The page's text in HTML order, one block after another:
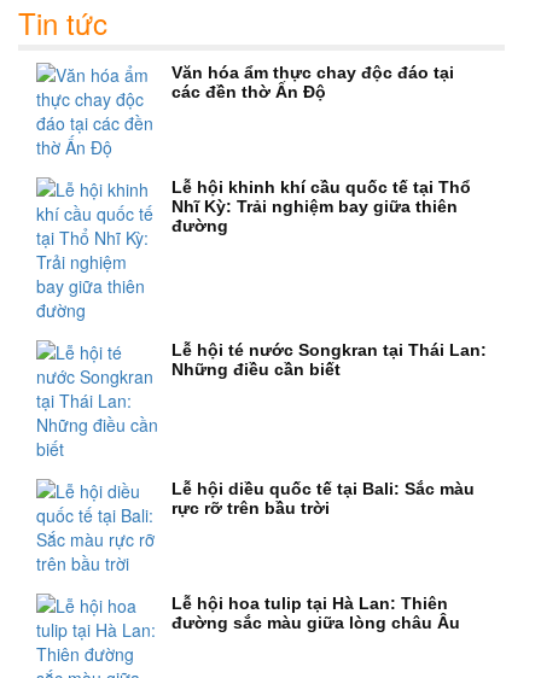
Tin tức
Văn hóa ẩm thực chay độc đáo tại
các đền thờ Ấn Độ
Lễ hội khinh khí cầu quốc tế tại Thổ
Nhĩ Kỳ: Trải nghiệm bay giữa thiên
đường
Lễ hội té nước Songkran tại Thái Lan:
Những điều cần biết
Lễ hội diều quốc tế tại Bali: Sắc màu
rực rỡ trên bầu trời
Lễ hội hoa tulip tại Hà Lan: Thiên
đường sắc màu giữa lòng châu Âu